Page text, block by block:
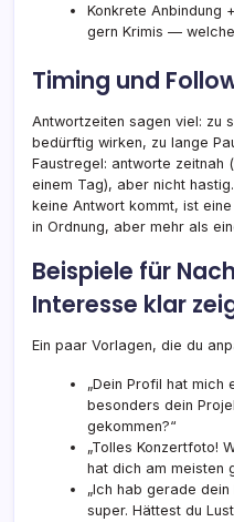
Konkrete Anbindung
gern Krimis —
Timing und
Antwortzeiten sagen viel: zu
bedürftig wirken, zu lange
Faustregel: antworte zeitnah
einem Tag), aber nicht
keine Antwort kommt, ist
in Ordnung, aber mehr als
Beispiele für
Interesse klar
Ein paar Vorlagen, die du
„Dein Profil hat
besonders dein
gekommen?“
„Tolles Konzertfoto!
hat dich am meisten
„Ich hab gerade
super. Hättest du